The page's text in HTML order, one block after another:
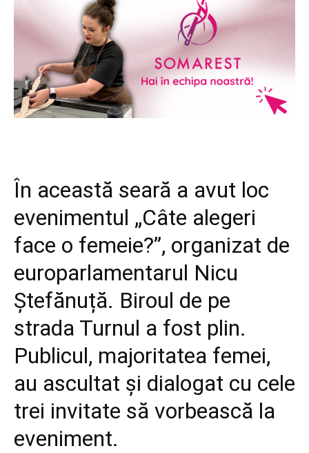
În această seară a avut loc
evenimentul „Câte alegeri
face o femeie?”, organizat de
europarlamentarul Nicu
Ștefănuță. Biroul de pe
strada Turnul a fost plin.
Publicul, majoritatea femei,
au ascultat și dialogat cu cele
trei invitate să vorbească la
eveniment.